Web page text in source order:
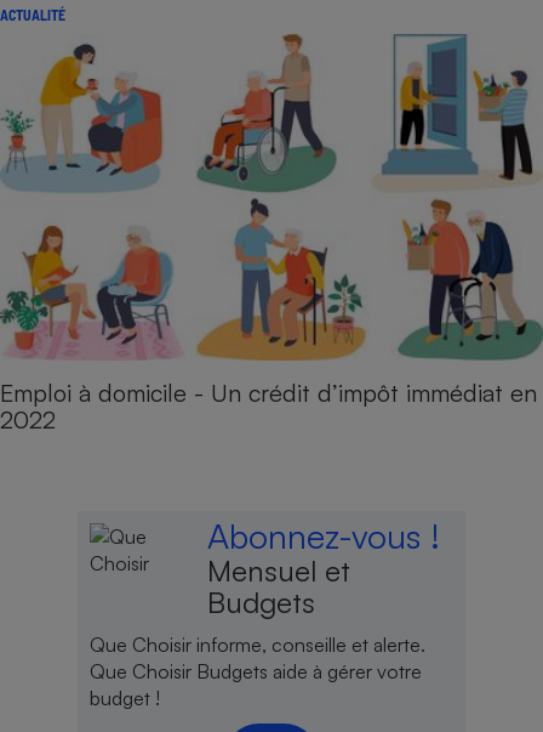
ACTUALITÉ
Emploi à domicile - Un crédit d’impôt immédiat en
2022
Abonnez-vous !
Mensuel et
Budgets
Que Choisir informe, conseille et alerte.
Que Choisir Budgets aide à gérer votre
budget !